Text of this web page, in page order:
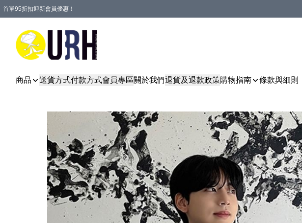
首單95折扣迎新會員優惠！
商品 送貨方式付款方式會員專區關於我們退貨及退款政策購物指南 條款與細則